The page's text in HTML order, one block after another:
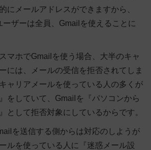
にメールアドレスができますから、
ザーは全員、Gmailを使えることに
マホでGmailを使う場合、大半のキャ
には、メールの受信を拒否されてしま
ャリアメールを使っている人の多くが
をしていて、Gmailを『パソコンから
として拒否対象にしているからです。
を送信する側からは対応のしようが
ルを使っている人に『迷惑メール設